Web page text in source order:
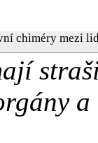
chiméry mezi
a